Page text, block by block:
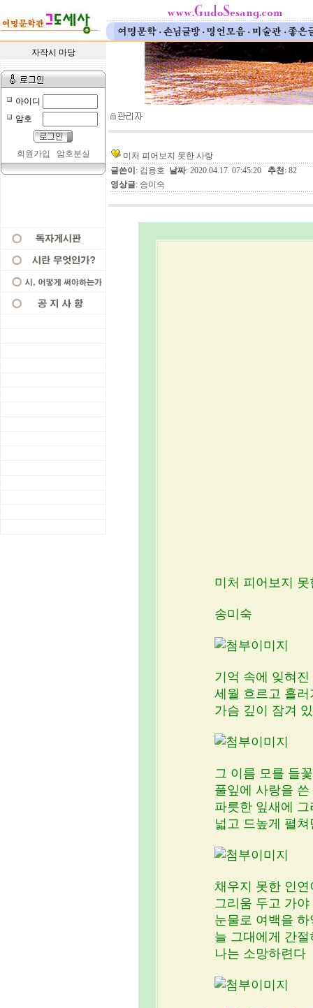
자작시 마당
아이디
암호
회원가입 암호분실
미처 피어보지 못한 사랑
글쓴이 : 김용호 날짜: 2020.04.17. 07:45:20 추천: 82
영상글: 송미숙
미처 피어보지 못
송미숙
기억 속에 잊혀
세월 흐르고 흘러
가슴 깊이 잠겨
그 이름 모를 들꽃
풀잎에 사랑을
파릇한 잎새에
넓고 드높게 펼
채우지 못한 인연
그리움 두고 가야
눈물로 여백을
늘 그대에게 간
나는 소망하련다